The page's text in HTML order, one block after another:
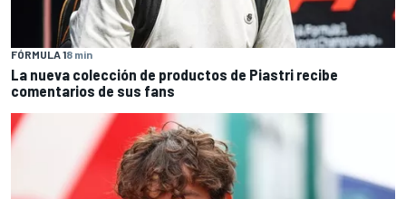
FÓRMULA 18 min
La nueva colección de productos de Piastri recibe
comentarios de sus fans